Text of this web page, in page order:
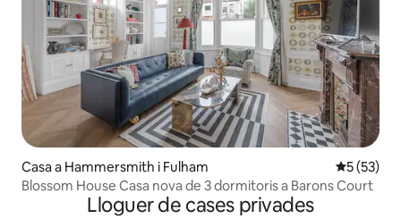
Casa a Hammersmith i Fulham 5 de
5 (53)
Blossom House Casa nova de 3 dormitoris a Barons Court
Lloguer de cases privades